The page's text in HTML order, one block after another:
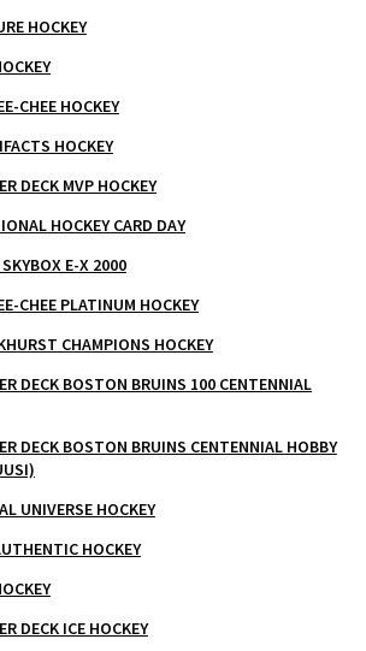
HOCKEY
CHEE HOCKEY
HOCKEY
DECK MVP HOCKEY
HOCKEY CARD DAY
E-X 2000
CHEE PLATINUM HOCKEY
CHAMPIONS HOCKEY
DECK BOSTON BRUINS 100 CENTENNIAL
DECK BOSTON BRUINS CENTENNIAL HOBBY
UNIVERSE HOCKEY
HOCKEY
DECK ICE HOCKEY